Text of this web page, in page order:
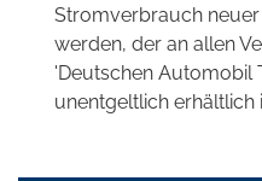
Stromverbrauch
werden, der an allen
'Deutschen Automobil
unentgeltlich erhältlich